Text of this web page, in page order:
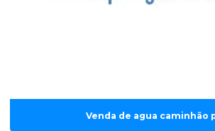
Venda de agua caminhão